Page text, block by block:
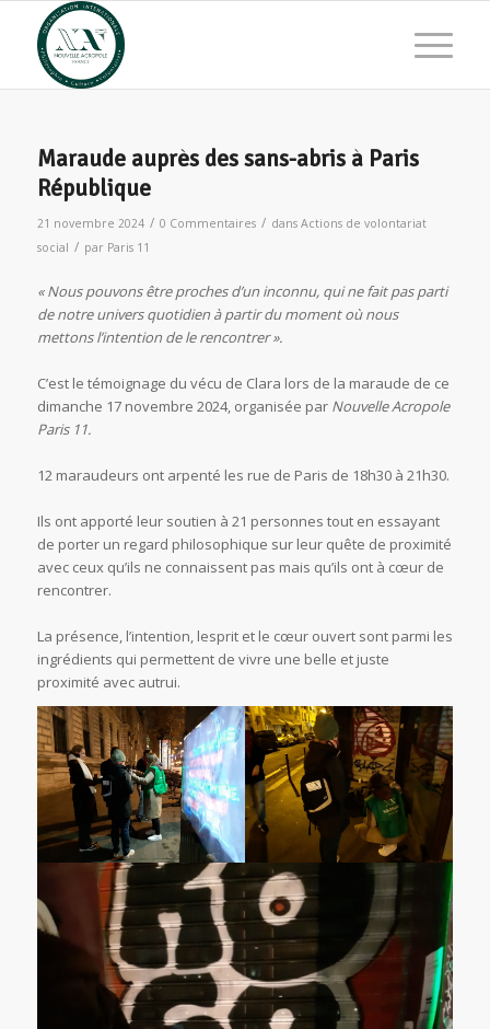
Maraude auprès des sans-abris à Paris
République
21 novembre 2024 / 0 Commentaires / dans Actions de volontariat
social / par Paris 11
« Nous pouvons être proches d’un inconnu, qui ne fait pas parti
de notre univers quotidien à partir du moment où nous
mettons l’intention de le rencontrer ».
C’est le témoignage du vécu de Clara lors de la maraude de ce
dimanche 17 novembre 2024, organisée par NouvelleAcropole
Paris 11.
12 maraudeurs ont arpenté les rue de Paris de 18h30 à 21h30.
Ils ont apporté leur soutien à 21 personnes tout en essayant
de porter un regard philosophique sur leur quête de proximité
avec ceux qu’ils ne connaissent pas mais qu’ils ont à cœur de
rencontrer.
La présence, l’intention, lesprit et le cœur ouvert sont parmi les
ingrédients qui permettent de vivre une belle et juste
proximité avec autrui.